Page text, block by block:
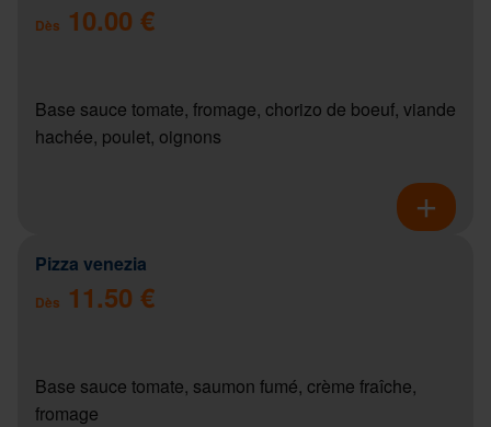
Dès 10.00 €
Base sauce tomate, fromage, chorizo de boeuf, viande
hachée, poulet, oignons
Pizza venezia
Dès 11.50 €
Base sauce tomate, saumon fumé, crème fraîche,
fromage